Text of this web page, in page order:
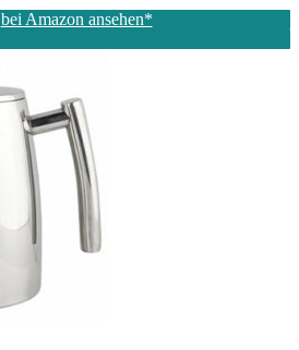
bei Amazon ansehen*